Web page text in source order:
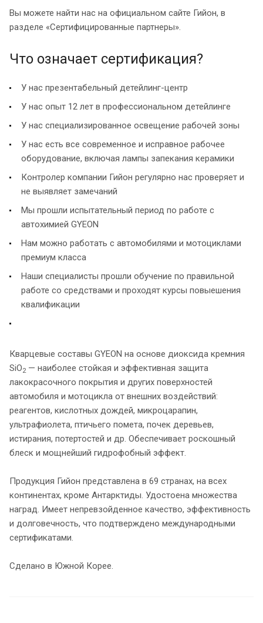
Вы можете найти нас на официальном сайте Гийон, в
разделе «Сертифицированные партнеры».
Что означает сертификация?
У нас презентабельный детейлинг-центр
У нас опыт 12 лет в профессиональном детейлинге
У нас специализированное освещение рабочей зоны
У нас есть все современное и исправное рабочее
оборудование, включая лампы запекания керамики
Контролер компании Гийон регулярно нас проверяет и
не выявляет замечаний
Мы прошли испытательный период по работе с
автохимией GYEON
Нам можно работать с автомобилями и мотоциклами
премиум класса
Наши специалисты прошли обучение по правильной
работе со средствами и проходят курсы повыешения
квалификации
Кварцевые составы GYEON на основе диоксида кремния
SiO2 — наиболее стойкая и эффективная защита
лакокрасочного покрытия и других поверхностей
автомобиля и мотоцикла от внешних воздействий:
реагентов, кислотных дождей, микроцарапин,
ультрафиолета, птичьего помета, почек деревьев,
истирания, потертостей и др. Обеспечивает роскошный
блеск и мощнейший гидрофобный эффект.
Продукция Гийон представлена в 69 странах, на всех
континентах, кроме Антарктиды. Удостоена множества
наград. Имеет непревзойденное качество, эффективность
и долговечность, что подтверждено международными
сертификатами.
Сделано в Южной Корее.